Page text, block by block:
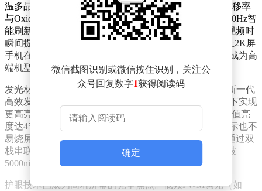
温多晶氧化物背板实现的技术，融合了LTPS的高电子迁移率
与Oxide的低功耗特性。以京东方方案为例，其支持1-120Hz智
能刷新率切换：静态阅读时降至1Hz降低功耗，游戏或视频时
瞬间提升至120Hz保障流畅度。这种“动态调频”能力，让2K屏
手机在保持高分辨率的同时，功耗表现接近1.5K屏幕，成为高
端机型续航出色的技术基石。
发光材料直接决定屏幕亮度与寿命。京东方X系列作为新一代
高效发光器件，通过优化电子传输层结构，在同等功耗下实现
更高亮度输出。以一加12搭载的X1材料为例，其局部峰值亮
度达4500nit，配合单像素功耗优化，即使长时间高亮显示也不
易烧屏。OPPO Find X7 Ultra首发的X2材料更进一步，通过双
栈串联OLED架构将两层发光单元串联，使峰值亮度突破
5000nit，户外强光下仍能清晰显示内容细节。
护眼技术已成为高端屏幕的竞争焦点。低频PWM调光（如
微信截图识别或微信按住识别，关注公
众号回复数字1获得阅读码
确定